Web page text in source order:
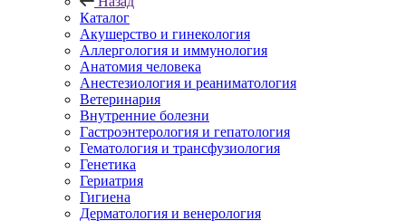
Каталог
Акушерство и гинекология
Аллергология и иммунология
Анатомия человека
Анестезиология и реаниматология
Ветеринария
Внутренние болезни
Гастроэнтерология и гепатология
Гематология и трансфузиология
Генетика
Гериатрия
Гигиена
Дерматология и венерология